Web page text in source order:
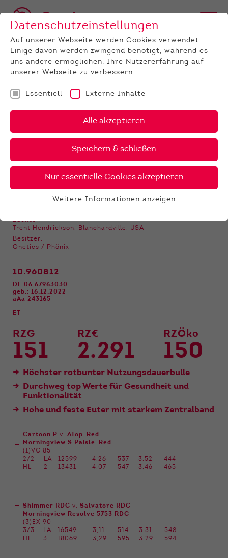
BULLEN RED HOLSTEIN
CLARK P
Züchter:
Trent Hendrickson, Blanchardville, USA
Besitzer:
Qnetics / Phönix
10.960812
DE 06 67963030
geb.: 16.12.2022
aAa 243165
ET
RZG
151
RZ€
2.291
RZÖko
150
Höchster rotbunter Nutzungsdauerbulle
Durchweg top Werte für Gesundheit und
Funktionalität
Hohe und feste Euter mit starkem Zentralband
Cartoon P v. ATop-Red
Morningview S Paisle-Red
(1)VG 85
2/2
LA 12599 4,26 537 3,52
444
HL
2 13431 4,07 547 3,46 465
Shimmer RDC v. Salvatore RDC
Morningview Resolve 5753 RDC
(3)EX 90
3/3
LA 16549 3,11 514 3,31
548
HL
3 18069 3,29 595 3,29 594
Datenschutzeinstellungen
Auf unserer Webseite werden Cookies verwendet.
Einige davon werden zwingend benötigt, während es
uns andere ermöglichen, Ihre Nutzererfahrung auf
unserer Webseite zu verbessern.
Essentiell Externe Inhalte
Alle akzeptieren
Speichern & schließen
Nur essentielle Cookies akzeptieren
Funktionen der Webseite benötigt. Dadurch ist
gewährleistet, dass die Webseite einwandfrei
funktioniert.
Name
Anbieter
Zweck Cookie Einstellungen speichern
Cookie-Informationen anzeigen
Externe Inhalte
Wir verwenden auf unserer Website externe
anzubieten.
Weitere Informationen anzeigen